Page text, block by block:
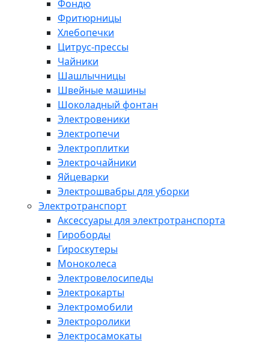
Фондю
Фритюрницы
Хлебопечки
Цитрус-прессы
Чайники
Шашлычницы
Швейные машины
Шоколадный фонтан
Электровеники
Электропечи
Электроплитки
Электрочайники
Яйцеварки
Электрошвабры для уборки
Электротранспорт
Аксессуары для электротранспорта
Гироборды
Гироскутеры
Моноколеса
Электровелосипеды
Электрокарты
Электромобили
Электроролики
Электросамокаты